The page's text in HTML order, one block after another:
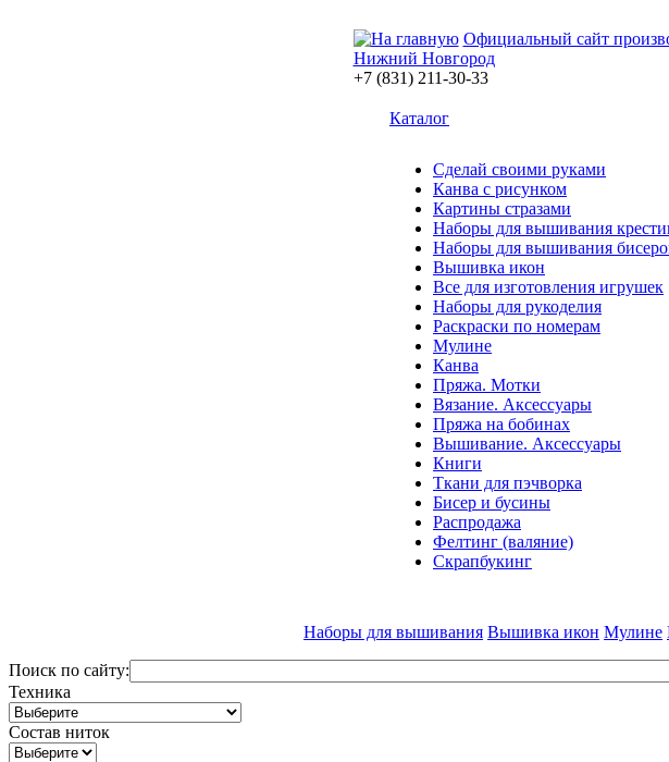
Официальный сайт
Нижний Новгород
+7 (831) 211-30-33
Каталог
Сделай своими руками
Канва с рисунком
Картины стразами
Наборы для вышивания
Наборы для вышивания
Вышивка икон
Все для изготовления игрушек
Наборы для рукоделия
Раскраски по номерам
Мулине
Канва
Пряжа. Мотки
Вязание. Аксессуары
Пряжа на бобинах
Вышивание. Аксессуары
Книги
Ткани для пэчворка
Бисер и бусины
Распродажа
Фелтинг (валяние)
Скрапбукинг
Наборы для вышивания Вышивка икон Мулине
Поиск по сайту:
Техника
Состав ниток